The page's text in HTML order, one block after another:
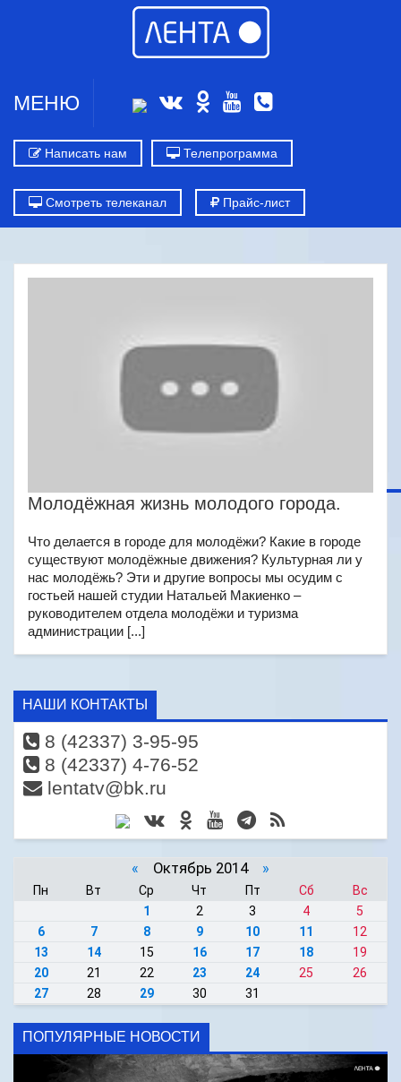
МЕНЮ
Написать нам Телепрограмма
Смотреть телеканал Прайс-лист
Молодёжная жизнь молодого города.
Что делается в городе для молодёжи? Какие в городе
существуют молодёжные движения? Культурная ли у
нас молодёжь? Эти и другие вопросы мы осудим с
гостьей нашей студии Натальей Макиенко –
руководителем отдела молодёжи и туризма
администрации [...]
НАШИ КОНТАКТЫ
8 (42337) 3-95-95
8 (42337) 4-76-52
lentatv@bk.ru
« Октябрь 2014 »
Пн Вт Ср Чт Пт Сб
Вс
1
2 3 4
5
6
7 8 9 10 11
12
13
14 15 16 17 18
19
20
21 22 23 24 25
26
27
28 29 30 31
ПОПУЛЯРНЫЕ НОВОСТИ